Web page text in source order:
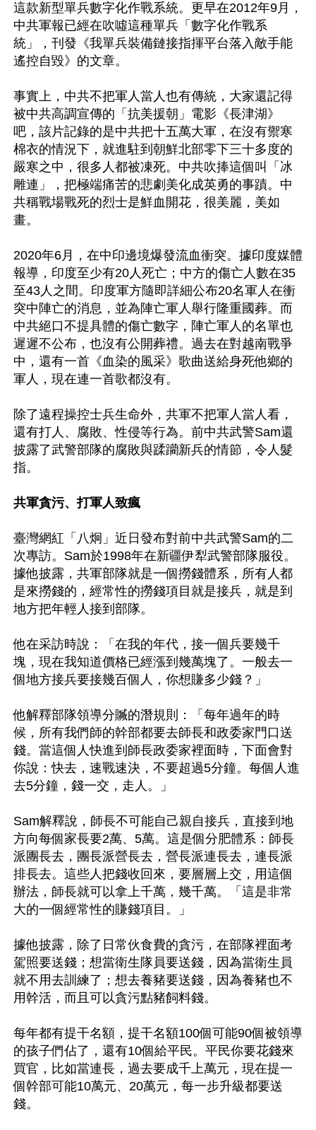
這款新型單兵數字化作戰系統。更早在2012年9月，
中共軍報已經在吹噓這種單兵「數字化作戰系
統」，刊發《我單兵裝備鏈接指揮平台落入敵手能
遙控自毀》的文章。
事實上，中共不把軍人當人也有傳統，大家還記得
被中共高調宣傳的「抗美援朝」電影《長津湖》
吧，該片記錄的是中共把十五萬大軍，在沒有禦寒
棉衣的情況下，就進駐到朝鮮北部零下三十多度的
嚴寒之中，很多人都被凍死。中共吹捧這個叫「冰
雕連」，把極端痛苦的悲劇美化成英勇的事蹟。中
共稱戰場戰死的烈士是鮮血開花，很美麗，美如
畫。
2020年6月，在中印邊境爆發流血衝突。據印度媒體
報導，印度至少有20人死亡；中方的傷亡人數在35
至43人之間。印度軍方隨即詳細公布20名軍人在衝
突中陣亡的消息，並為陣亡軍人舉行隆重國葬。而
中共絕口不提具體的傷亡數字，陣亡軍人的名單也
遲遲不公布，也沒有公開葬禮。過去在對越南戰爭
中，還有一首《血染的風采》歌曲送給身死他鄉的
軍人，現在連一首歌都沒有。
除了遠程操控士兵生命外，共軍不把軍人當人看，
還有打人、腐敗、性侵等行為。前中共武警Sam還
披露了武警部隊的腐敗與蹂躪新兵的情節，令人髮
指。
共軍貪污、打軍人致瘋
臺灣網紅「八炯」近日發布對前中共武警Sam的二
次專訪。Sam於1998年在新疆伊犁武警部隊服役。
據他披露，共軍部隊就是一個撈錢體系，所有人都
是來撈錢的，經常性的撈錢項目就是接兵，就是到
地方把年輕人接到部隊。
他在采訪時說：「在我的年代，接一個兵要幾千
塊，現在我知道價格已經漲到幾萬塊了。一般去一
個地方接兵要接幾百個人，你想賺多少錢？」
他解釋部隊領導分贓的潛規則：「每年過年的時
候，所有我們師的幹部都要去師長和政委家門口送
錢。當這個人快進到師長政委家裡面時，下面會對
你說：快去，速戰速決，不要超過5分鐘。每個人進
去5分鐘，錢一交，走人。」
Sam解釋說，師長不可能自己親自接兵，直接到地
方向每個家長要2萬、5萬。這是個分肥體系：師長
派團長去，團長派營長去，營長派連長去，連長派
排長去。這些人把錢收回來，要層層上交，用這個
辦法，師長就可以拿上千萬，幾千萬。「這是非常
大的一個經常性的賺錢項目。」
據他披露，除了日常伙食費的貪污，在部隊裡面考
駕照要送錢；想當衛生隊員要送錢，因為當衛生員
就不用去訓練了；想去養豬要送錢，因為養豬也不
用幹活，而且可以貪污點豬飼料錢。
每年都有提干名額，提干名額100個可能90個被領導
的孩子們佔了，還有10個給平民。平民你要花錢來
買官，比如當連長，過去要成千上萬元，現在提一
個幹部可能10萬元、20萬元，每一步升級都要送
錢。